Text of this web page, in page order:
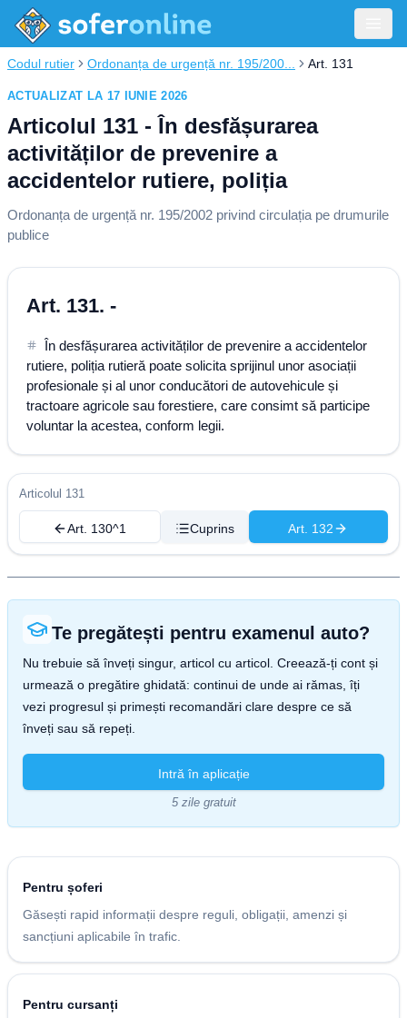
Codul rutier Ordonanța de urgență nr. 195/200... Art. 131
ACTUALIZAT LA 17 IUNIE 2026
Articolul 131 - În desfășurarea
activităților de prevenire a
accidentelor rutiere, poliția
Ordonanța de urgență nr. 195/2002 privind circulația pe drumurile
publice
Art. 131. -
În desfășurarea activităților de prevenire a accidentelor
rutiere, poliția rutieră poate solicita sprijinul unor asociații
profesionale și al unor conducători de autovehicule și
tractoare agricole sau forestiere, care consimt să participe
voluntar la acestea, conform legii.
Articolul 131
Art. 130^1 Cuprins Art. 132
Te pregătești pentru examenul auto?
Nu trebuie să înveți singur, articol cu articol. Creează-ți cont și
urmează o pregătire ghidată: continui de unde ai rămas, îți
vezi progresul și primești recomandări clare despre ce să
înveți sau să repeți.
Intră în aplicație
5 zile gratuit
Pentru șoferi
Găsești rapid informații despre reguli, obligații, amenzi și
sancțiuni aplicabile în trafic.
Pentru cursanți